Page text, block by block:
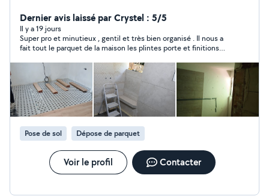
Dernier avis laissé par Crystel : 5/5
Il y a 19 jours
Super pro et minutieux , gentil et très bien organisé . Il nous a
fait tout le parquet de la maison les plintes porte et finitions
Pose de sol Dépose de parquet
Voir le profil Contacter